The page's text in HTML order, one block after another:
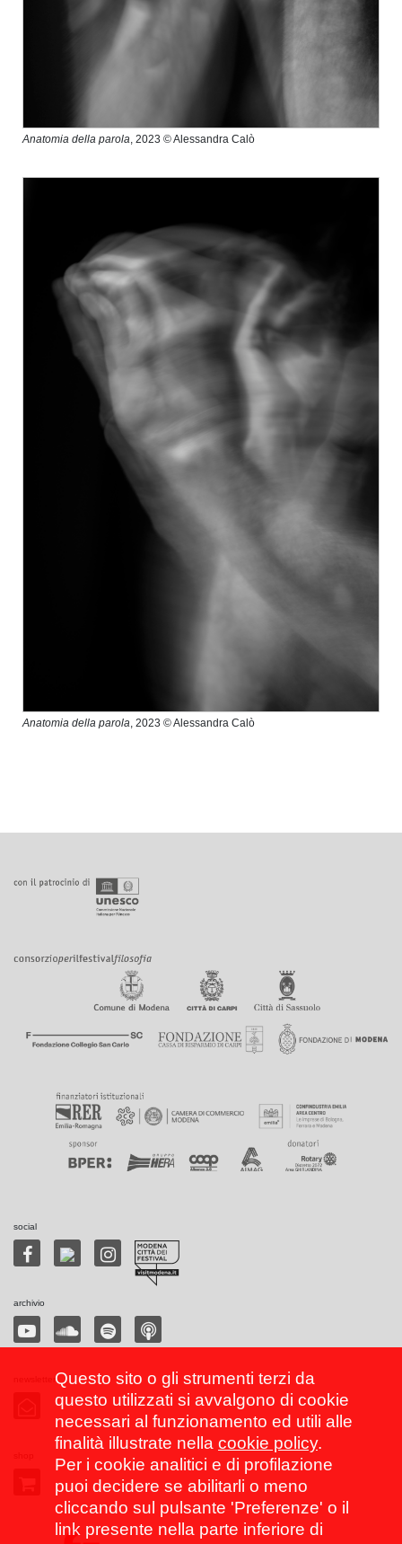
Anatomia della parola, 2023 © Alessandra Calò
Anatomia della parola, 2023 © Alessandra Calò
social
archivio
Questo sito o gli strumenti terzi da
questo utilizzati si avvalgono di cookie
necessari al funzionamento ed utili alle
finalità illustrate nella cookie policy.
Per i cookie analitici e di profilazione
puoi decidere se abilitarli o meno
cliccando sul pulsante 'Preferenze' o il
link presente nella parte inferiore di